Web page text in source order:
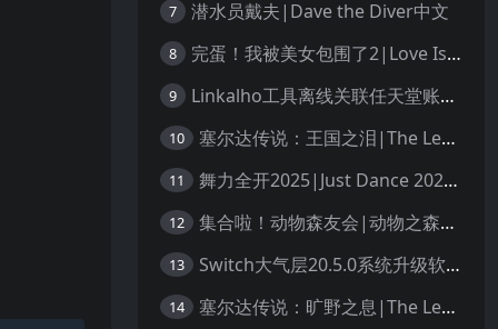
7 潜水员戴夫|Dave the Diver中文
8 完蛋！我被美女包围了2|Love Is All Around 2中文
9 Linkalho工具离线关联任天堂账户教程
10 塞尔达传说：王国之泪|The Legend of Zelda: Tears of the Kingdom中文
11 舞力全开2025|Just Dance 2025中文
12 集合啦！动物森友会|动物之森|Animal Crossing: New Horizons中文
13 Switch大气层20.5.0系统升级软硬破通用教程
14 塞尔达传说：旷野之息|The Legend of Zelda: Breath of the Wild中文